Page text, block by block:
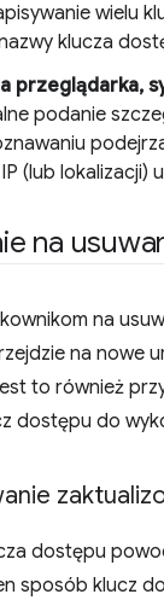
wielu
klucza
przeglądarka,
podanie
(lub
na
na
na nowe
to również
dostępu do
dostępu
sposób klucz